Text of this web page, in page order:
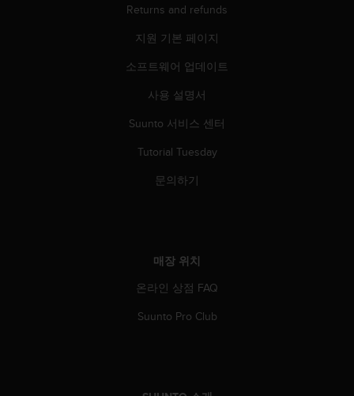
Returns and refunds
지원 기본 페이지
소프트웨어 업데이트
사용 설명서
Suunto 서비스 센터
Tutorial Tuesday
문의하기
매장 위치
온라인 상점 FAQ
Suunto Pro Club